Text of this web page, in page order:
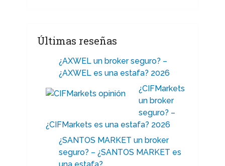
Últimas reseñas
¿AXWEL un broker seguro? –
¿AXWEL es una estafa? 2026
¿CIFMarkets
un broker
seguro? –
¿CIFMarkets es una estafa? 2026
¿SANTOS MARKET un broker
seguro? – ¿SANTOS MARKET es